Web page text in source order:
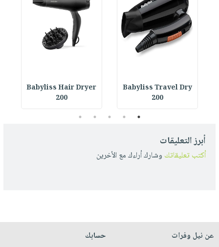
Babyliss Travel Dry
200
Babyliss Hair Dryer
200
1
2
3
4
5
أبرز التعليقات
أكتب تعليقاتك وشارك أراءك مع الأخرين
عن نيل وفرات
حسابك